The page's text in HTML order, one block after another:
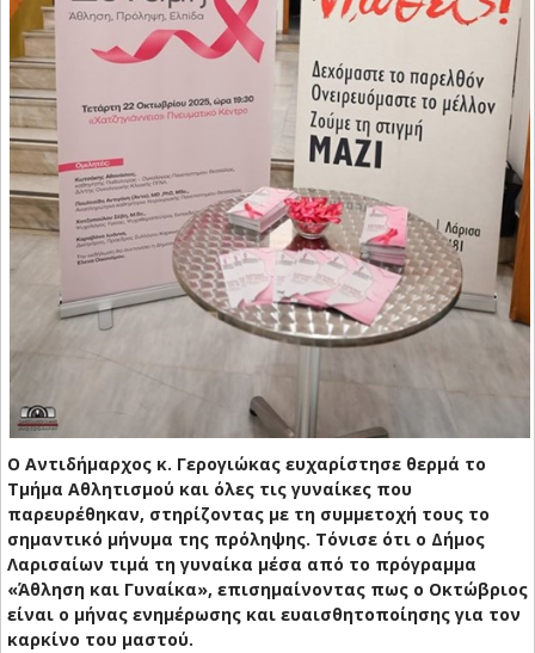
Ο Αντιδήμαρχος κ. Γερογιώκας ευχαρίστησε θερμά το
Τμήμα Αθλητισμού και όλες τις γυναίκες που
παρευρέθηκαν, στηρίζοντας με τη συμμετοχή τους το
σημαντικό μήνυμα της πρόληψης. Τόνισε ότι ο Δήμος
Λαρισαίων τιμά τη γυναίκα μέσα από το πρόγραμμα
«Άθληση και Γυναίκα», επισημαίνοντας πως ο Οκτώβριος
είναι ο μήνας ενημέρωσης και ευαισθητοποίησης για τον
καρκίνο του μαστού.